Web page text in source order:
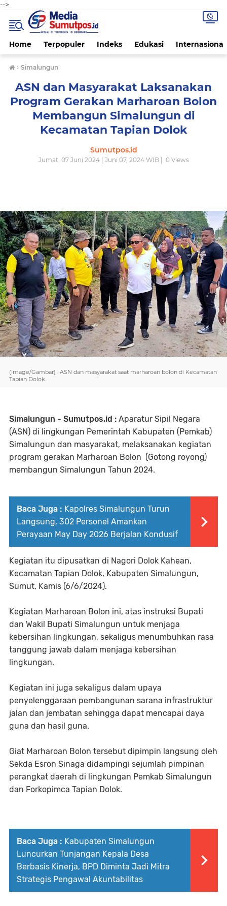
-->
Home Terpopuler Indeks Edukasi Internasional
› Simalungun
ASN dan Masyarakat Laksanakan
Program Gerakan Marharoan Bolon
Membangun Simalungun di
Kecamatan Tapian Dolok
Sumutpos.id
Jumat, 07 Juni 2024 | Juni 07, 2024 WIB | 0Views
(Image/Gambar) : ASN dan masyarakat saat marharoan bolon di Kecamatan
Tapian Dolok.
Simalungun - Sumutpos.id : Aparatur Sipil Negara
(ASN) di lingkungan Pemerintah Kabupaten (Pemkab)
Simalungun dan masyarakat, melaksanakan kegiatan
program gerakan Marharoan Bolon (Gotong royong)
membangun Simalungun Tahun 2024.
Baca Juga : Kapolres Simalungun Turun
Langsung, 302 Personel Amankan
Perayaan May Day 2026 Berjalan Kondusif
Kegiatan itu dipusatkan di Nagori Dolok Kahean,
Kecamatan Tapian Dolok, Kabupaten Simalungun,
Sumut, Kamis (6/6/2024).
Kegiatan Marharoan Bolon ini, atas instruksi Bupati
dan Wakil Bupati Simalungun untuk menjaga
kebersihan lingkungan, sekaligus menumbuhkan rasa
tanggung jawab dalam menjaga kebersihan
lingkungan.
Kegiatan ini juga sekaligus dalam upaya
penyelenggaraan pembangunan sarana infrastruktur
jalan dan jembatan sehingga dapat mencapai daya
guna dan hasil guna.
Giat Marharoan Bolon tersebut dipimpin langsung oleh
Sekda Esron Sinaga didampingi sejumlah pimpinan
perangkat daerah di lingkungan Pemkab Simalungun
dan Forkopimca Tapian Dolok.
Baca Juga : Kabupaten Simalungun
Luncurkan Tunjangan Kepala Desa
Berbasis Kinerja, BPD Diminta Jadi Mitra
Strategis Pengawal Akuntabilitas